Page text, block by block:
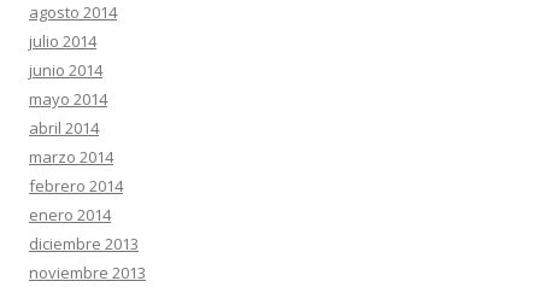
agosto 2014
julio 2014
junio 2014
mayo 2014
abril 2014
marzo 2014
febrero 2014
enero 2014
diciembre 2013
noviembre 2013